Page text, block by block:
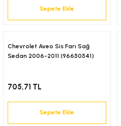
Sepete Ekle
Chevrolet Aveo Sis Farı Sağ
Sedan 2006-2011 (96650541)
705,71 TL
Sepete Ekle